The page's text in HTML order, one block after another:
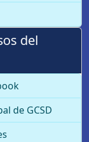
del
de GCSD